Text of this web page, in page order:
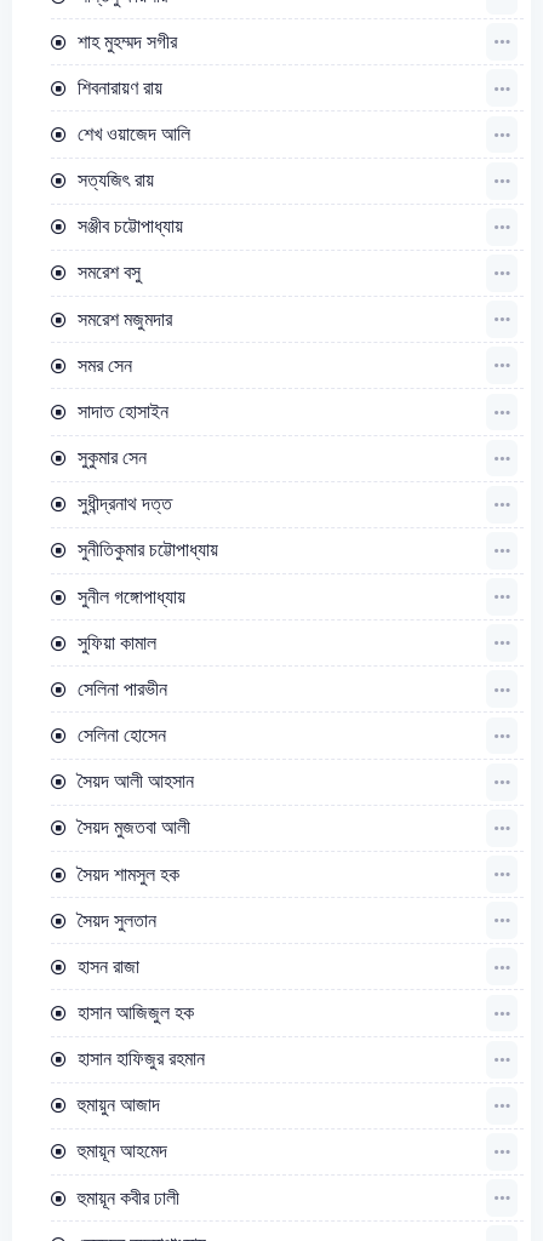
শাহ মুহম্মদ সগীর
শিবনারায়ণ রায়
শেখ ওয়াজেদ আলি
সত্যজিৎ রায়
সঞ্জীব চট্টোপাধ্যায়
সমরেশ বসু
সমরেশ মজুমদার
সমর সেন
সাদাত হোসাইন
সুকুমার সেন
সুধীন্দ্রনাথ দত্ত
সুনীতিকুমার চট্টোপাধ্যায়
সুনীল গঙ্গোপাধ্যায়
সুফিয়া কামাল
সেলিনা পারভীন
সেলিনা হোসেন
সৈয়দ আলী আহসান
সৈয়দ মুজতবা আলী
সৈয়দ শামসুল হক
সৈয়দ সুলতান
হাসন রাজা
হাসান আজিজুল হক
হাসান হাফিজুর রহমান
হুমায়ুন আজাদ
হুমায়ূন আহমেদ
হুমায়ূন কবীর ঢালী